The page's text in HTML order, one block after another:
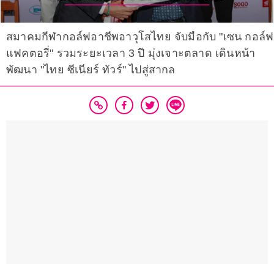
สมาคมกีฬากอล์ฟอาชีพอาวุโสไทย จับมือกับ "เซน กอล์ฟ
แฟคตอรี่" รวมระยะเวลา 3 ปี มุ่งเจาะตลาด เดินหน้า
พัฒนา "ไทย ซีเนียร์ ทัวร์" ไปสู่สากล